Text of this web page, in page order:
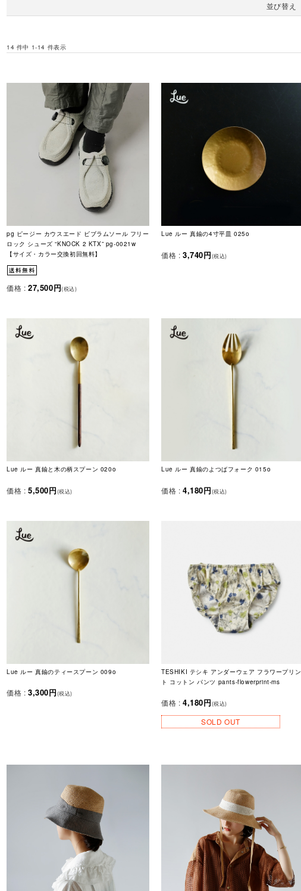
並び替え
14 件中 1-14 件表示
pg ピージー カウスエード ビブラムソール フリー
ロック シューズ “KNOCK 2 KTX” pg-0021w
【サイズ・カラー交換初回無料】
価格 : 27,500円(税込)
Lue ルー 真鍮の4寸平皿 025o
価格 : 3,740円(税込)
Lue ルー 真鍮と木の柄スプーン 020o
価格 : 5,500円(税込)
Lue ルー 真鍮のよつばフォーク 015o
価格 : 4,180円(税込)
Lue ルー 真鍮のティースプーン 009o
価格 : 3,300円(税込)
TESHIKI テシキ アンダーウェア フラワープリン
ト コットン パンツ pants-flowerprint-ms
価格 : 4,180円(税込)
SOLD OUT